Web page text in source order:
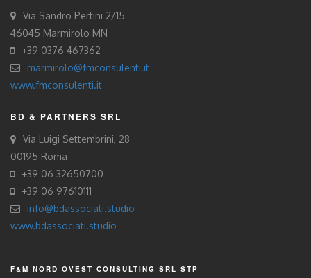
Via Sandro Pertini 2/15
46045 Marmirolo MN
+39 0376 467362
marmirolo@fmconsulenti.it
www.fmconsulenti.it
BD & PARTNERS SRL
Via Luigi Settembrini, 28
00195 Roma
+39 06 32650700
+39 06 97610111
info@bdassociati.studio
www.bdassociati.studio
F&M NORD OVEST CONSULTING SRL STP